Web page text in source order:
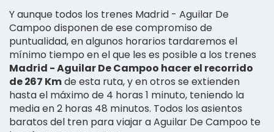
Y aunque todos los trenes Madrid - Aguilar De
Campoo disponen de ese compromiso de
puntualidad, en algunos horarios tardaremos el
mínimo tiempo en el que les es posible a los trenes
Madrid - Aguilar De Campoo hacer el recorrido
de 267 Kmde esta ruta, y en otros se extienden
hasta el máximo de 4 horas 1 minuto, teniendo la
media en 2 horas 48 minutos. Todos los asientos
baratos del tren para viajar a Aguilar De Campoo te